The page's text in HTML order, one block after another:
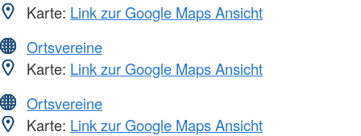
Karte: Link zur Google Maps Ansicht
Ortsvereine
Karte: Link zur Google Maps Ansicht
Ortsvereine
Karte: Link zur Google Maps Ansicht